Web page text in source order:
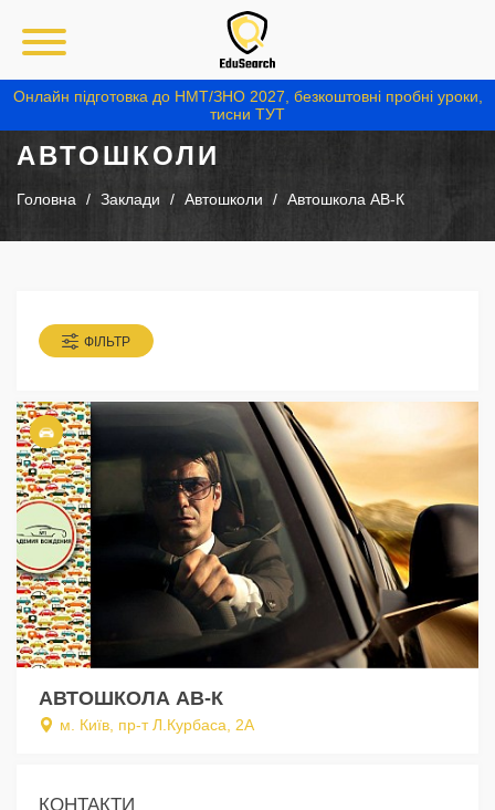
Онлайн підготовка до НМТ/ЗНО 2027, безкоштовні пробні уроки,
тисни ТУТ
АВТОШКОЛИ
Головна Заклади Автошколи Автошкола АВ-К
ФІЛЬТР
АВТОШКОЛА АВ-К
м. Київ, пр-т Л.Курбаса, 2А
КОНТАКТИ